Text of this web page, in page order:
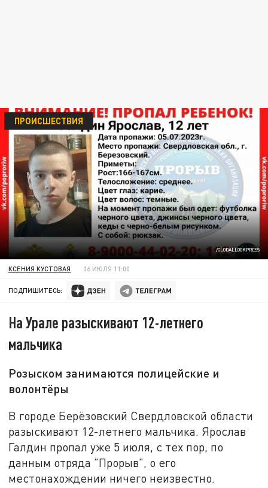
/GLOBALLOOKPRESS
ПРОИСШЕСТВИЯ
КСЕНИЯ КУСТОВАЯ 06 ИЮЛЯ 11:00
ПОДПИШИТЕСЬ:
На Урале разыскивают 12-летнего
мальчика
Розыском занимаются полицейские и
волонтёры
В городе Берёзовский Свердловской области
разыскивают 12-летнего мальчика. Ярослав
Галдин пропал уже 5 июля, с тех пор, по
данным отряда "Прорыв", о его
местонахождении ничего неизвестно.